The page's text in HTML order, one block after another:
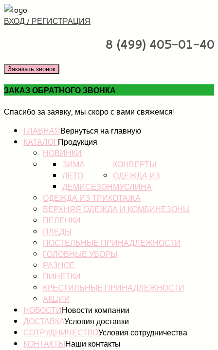
ВХОД / РЕГИСТРАЦИЯ
8 (499) 405-01-40
Заказать звонок
ЗАКАЗ ОБРАТНОГО ЗВОНКА
Спасибо за заявку, мы скоро с вами свяжемся!
ГЛАВНАЯВернуться на главную
КАТАЛОГПродукция
НОВИНКИ
КОНВЕРТЫ
ЗИМА
ЛЕТО
ДЕМИСЕЗОН
ОДЕЖДА ИЗ
МУСЛИНА
ОДЕЖДА ИЗ ТРИКОТАЖА
ВЕРХНЯЯ ОДЕЖДА И КОМБИНЕЗОНЫ
ПЕЛЕНКИ
ПЛЕДЫ
ПОСТЕЛЬНЫЕ ПРИНАДЛЕЖНОСТИ
ГОЛОВНЫЕ УБОРЫ
РАЗНОЕ
ПИНЕТКИ
КРЕСТИЛЬНЫЕ ПРИНАДЛЕЖНОСТИ
АКЦИИ
НОВОСТИНовости компании
ДОСТАВКАУсловия доставки
СОТРУДНИЧЕСТВОУсловия сотрудничества
КОНТАКТЫНаши контакты